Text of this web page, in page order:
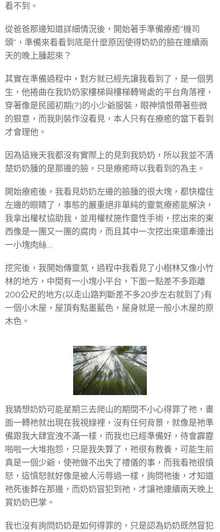
看不到。
從爸爸那邊知道詳細情況後，開始著手準備療癒"機司
頭"，準備來看看到底是什麼原因使得奶奶的臉在連續兩
天的晚上腫起來？
其實在準備過程中，對方就已經先讓我看到了，是一個男
生，他捲曲在我奶奶家樓梯與樓梯轉彎處的平台角落裡，
穿著像是民國初期(?)的小少爺服裝，眼神憤恨帶著些微
的狠意，而我則裝作沒看見，本人只有在療癒的當下看到
才會理他。
因為這幾天我都沒有實際上的見到我奶奶，所以我並不清
楚奶奶腫的是那邊的臉，只是療癒時以我看到的為主。
開始療癒後，我看見奶奶左邊的臉腫的很大塊，都快檔住
左邊的眼睛了，事態的嚴重絕非單純的靈氣療癒能解決，
我拿出權杖協助我，並用權杖施作靈性手術，挖出來的東
西像是一團又一團的腐肉，而且其中一次挖出來還牽連出
一小塊肉絲...
挖完後，我開始傳靈氣，過程中我看見了小樹林又像小竹
林的地方，中間有一小塊小平台，下面一點差不多距離
200公尺的地方(以走山路判斷差不多20步左右就到了)有
一個小木屋，屋頂有點墨藍色，屋身就是一般小木屋的原
木色。
我猜想奶奶可能星期三去爬山的期間不小心得罪了祂，畫
面一轉祂就出現在我視線裡，沒有任何背景，就像是祂準
備跟我大肆宣洩不滿一樣，而我也已經準備好，待會霹靂
啪啦一大堆抱怨，只是我失算了，祂很有教養，可能生前
真是一個少爺，使祂做不出失了禮儀的事，而我看祂很憤
怒，這憤怒就好像是被人污辱過一樣，詢問祂後，才知道
祂死後葬在那邊，而奶奶冒犯到祂，才讓祂連續兩天晚上
賞奶奶巴掌。
我也沒有詢問奶奶是如何得罪的，只是認為奶奶既然冒犯